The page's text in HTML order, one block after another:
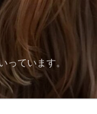
っています。